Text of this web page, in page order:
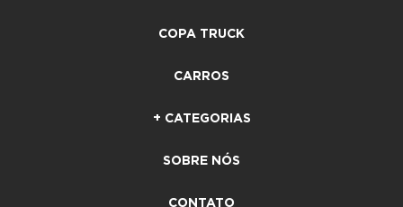
COPA TRUCK
CARROS
+ CATEGORIAS
SOBRE NÓS
CONTATO